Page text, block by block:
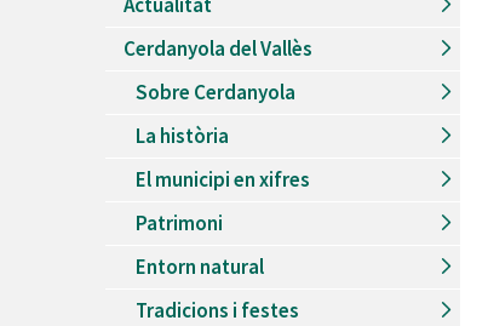
Recursos Humans
Del26/06/2026al30/08/2026
Patis oberts temporada d'estiu
Piscines d'estiu a Cerdanyola
Del01/06/2026al30/09/2026
Refugis climàtics a Cerdanyola
Jocs d'aigua del Parc Cordelles
Del01/07/2024al31/08/2026
Cerdanyola del Vallès
Sobre Cerdanyola
La història
El municipi en xifres
Patrimoni
Entorn natural
Tradicions i festes